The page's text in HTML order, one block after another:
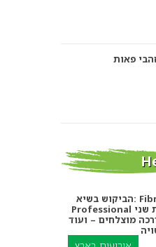
פאות
אדרי עיצוב שיער
הביקוש בשיא: Fibroseal
Professional מסכמת שני
מוצלחים – ועוד